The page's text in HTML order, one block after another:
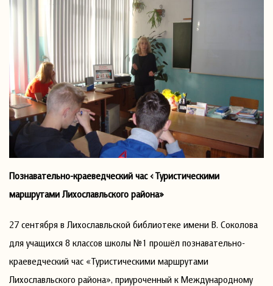
Познавательно-краеведческий час «Туристическими
маршрутами Лихославльского района»
27 сентября в Лихославльской библиотеке имени В. Соколова
для учащихся 8 классов школы №1 прошёл познавательно-
краеведческий час «Туристическими маршрутами
Лихославльского района», приуроченный к Международному